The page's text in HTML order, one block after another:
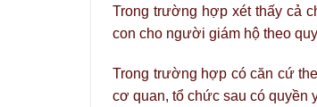
Trong trường hợp xét thấy cả
con cho người giám hộ theo
Trong trường hợp có căn cứ
cơ quan, tổ chức sau có quyền